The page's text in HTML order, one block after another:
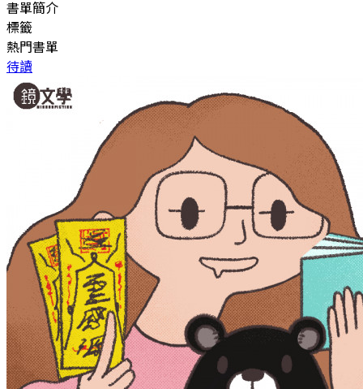
書單簡介
標籤
熱門書單
待讀